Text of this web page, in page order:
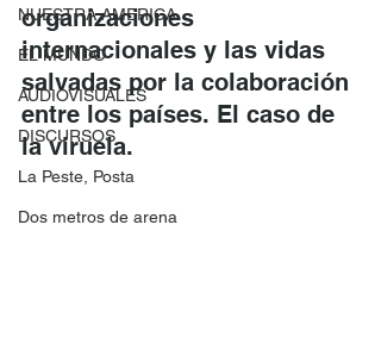
NUESTRA AMERICA
EL MUNDO
AUDIOVISUALES
DISCURSOS
La Peste, Posta
Dos metros de arena
organizaciones
internacionales y las vidas
salvadas por la colaboración
entre los países. El caso de
la viruela.